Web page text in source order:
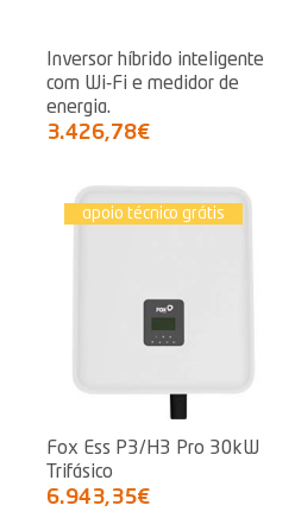
Inversor híbrido inteligente
com Wi-Fi e medidor de
energia.
3.426,78€
apoio técnico grátis
Fox Ess P3/H3 Pro 30kW
Trifásico
6.943,35€